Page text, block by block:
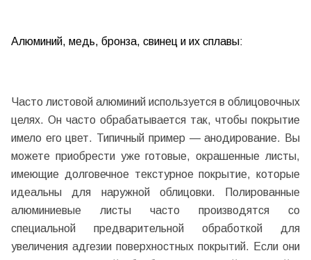
Алюминий, медь, бронза, свинец и их сплавы:
Часто листовой алюминий используется в облицовочных
целях. Он часто обрабатывается так, чтобы покрытие
имело его цвет. Типичный пример — анодирование. Вы
можете приобрести уже готовые, окрашенные листы,
имеющие долговечное текстурное покрытие, которые
идеальны для наружной облицовки. Полированные
алюминиевые листы часто производятся со
специальной предварительной обработкой для
увеличения адгезии поверхностных покрытий. Если они